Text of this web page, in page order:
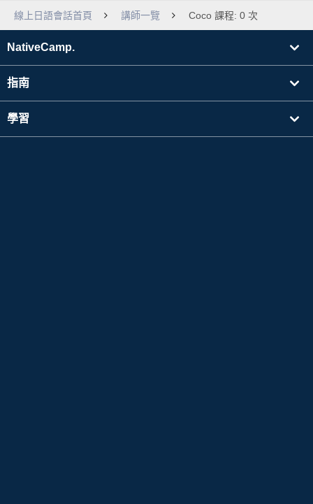
線上日語會話首頁 講師一覽 Coco 課程: 0 次
NativeCamp.
指南
學習